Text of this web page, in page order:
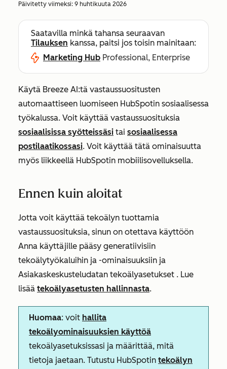
Päivitetty viimeksi: 9 huhtikuuta 2026
Saatavilla minkä tahansa seuraavan
Tilauksen kanssa, paitsi jos toisin mainitaan:
Marketing Hub Professional, Enterprise
Käytä Breeze AI:tä vastaussuositusten
automaattiseen luomiseen HubSpotin sosiaalisessa
työkalussa. Voit käyttää vastaussuosituksia
sosiaalisissa syötteissäsi tai sosiaalisessa
postilaatikossasi. Voit käyttää tätä ominaisuutta
myös liikkeellä HubSpotin mobiilisovelluksella.
Ennen kuin aloitat
Jotta voit käyttää tekoälyn tuottamia
vastaussuosituksia, sinun on otettava käyttöön
Anna käyttäjille pääsy generatiivisiin
tekoälytyökaluihin ja -ominaisuuksiin ja
Asiakaskeskusteludatan tekoälyasetukset . Lue
lisää tekoälyasetusten hallinnasta.
Huomaa: voit hallita
tekoälyominaisuuksien käyttöä
tekoälyasetuksissasi ja määrittää, mitä
tietoja jaetaan. Tutustu HubSpotin tekoälyn